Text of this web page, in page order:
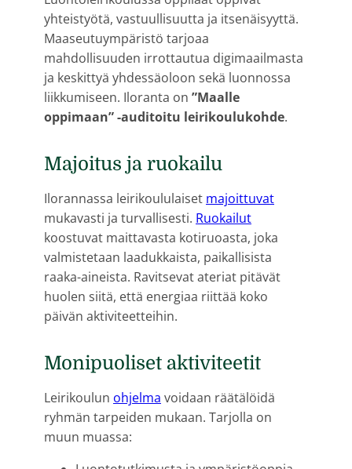
yhteistyötä, vastuullisuutta ja itsenäisyyttä.
Maaseutuympäristö tarjoaa
mahdollisuuden irrottautua digimaailmasta
ja keskittyä yhdessäoloon sekä luonnossa
liikkumiseen. Iloranta on ”Maalle
oppimaan” -auditoitu leirikoulukohde.
Majoitus ja ruokailu
Ilorannassa leirikoululaiset majoittuvat
mukavasti ja turvallisesti. Ruokailut
koostuvat maittavasta kotiruoasta, joka
valmistetaan laadukkaista, paikallisista
raaka-aineista. Ravitsevat ateriat pitävät
huolen siitä, että energiaa riittää koko
päivän aktiviteetteihin.
Monipuoliset aktiviteetit
Leirikoulun ohjelma voidaan räätälöidä
ryhmän tarpeiden mukaan. Tarjolla on
muun muassa: